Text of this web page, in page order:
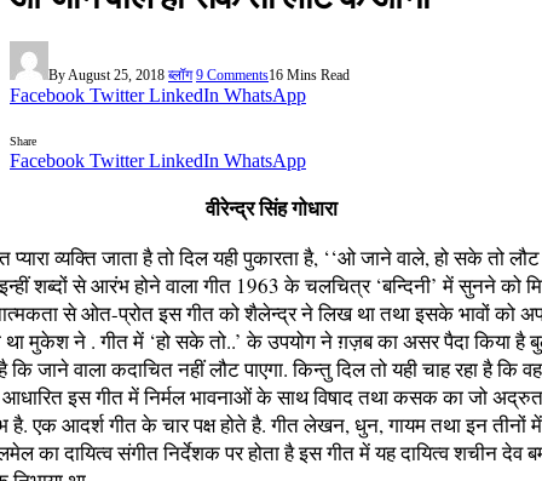
ByAugust 25, 2018 ब्लॉग 9 Comments16 Mins Read
Facebook Twitter LinkedIn WhatsApp
Share
Facebook Twitter LinkedIn WhatsApp
वीरेन्द्र सिंह गोधारा
व्यक्ति जाता है तो दिल यही पुकारता है, ‘‘ओ जाने वाले, हो सके तो
शब्दों से आरंभ होने वाला गीत 1963 के चलचित्र ‘बन्दिनी’ में सुनने को
से ओत-प्रोत इस गीत को शैलेन्द्र ने लिख था तथा इसके भावों को
था मुकेश ने . गीत में ‘हो सके तो..’ के उपयोग ने ग़ज़ब का असर पैदा किया है
कि जाने वाला कदाचित नहीं लौट पाएगा. किन्तु दिल तो यही चाह रहा है कि
आधारित इस गीत में निर्मल भावनाओं के साथ विषाद तथा कसक का जो
है. एक आदर्श गीत के चार पक्ष होते है. गीत लेखन, धुन, गायम तथा इन तीनों
का दायित्व संगीत निर्देशक पर होता है इस गीत में यह दायित्व शचीन देव